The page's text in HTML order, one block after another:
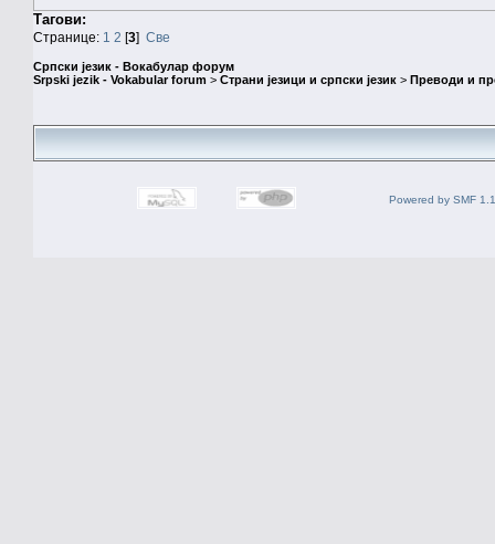
Тагови:
Странице: 1 2 [3] Све
Српски језик - Вокабулар форум
Srpski jezik - Vokabular forum > Страни језици и српски језик > Преводи и
Powered by SMF